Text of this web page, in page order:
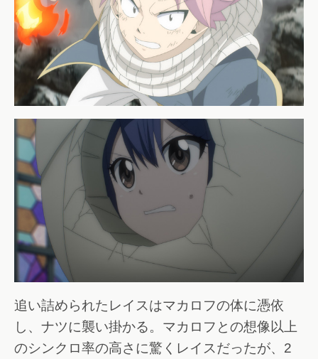
追い詰められたレイスはマカロフの体に憑依
し、ナツに襲い掛かる。マカロフとの想像以上
のシンクロ率の高さに驚くレイスだったが、2